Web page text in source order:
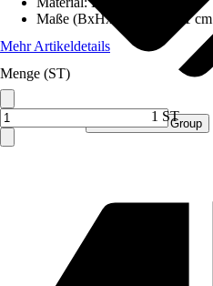
Verkauf durch: Procommerce Group
Maße (BxHxT)
43x49x11 cm
Mehr Artikeldetails
Menge (ST)
1 ST